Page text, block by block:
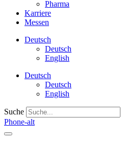
Pharma
Karriere
Messen
Deutsch
Deutsch
English
Deutsch
Deutsch
English
Suche
Phone-alt